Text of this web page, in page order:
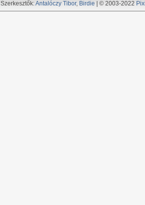
Szerkesztők:Antalóczy Tibor, Birdie | © 2003-2022